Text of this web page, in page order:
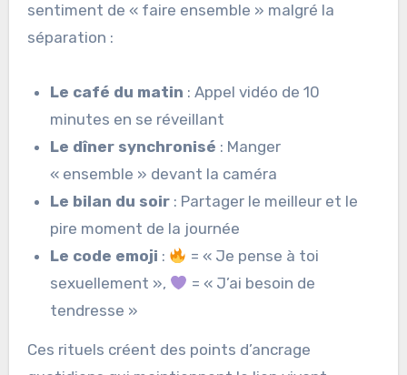
sentiment de « faire ensemble » malgré la
séparation :
Le café du matin : Appel vidéo de 10
minutes en se réveillant
Le dîner synchronisé : Manger
« ensemble » devant la caméra
Le bilan du soir : Partager le meilleur et le
pire moment de la journée
Le code emoji :
= « Je pense à toi
sexuellement »,
= « J’ai besoin de
tendresse »
Ces rituels créent des points d’ancrage